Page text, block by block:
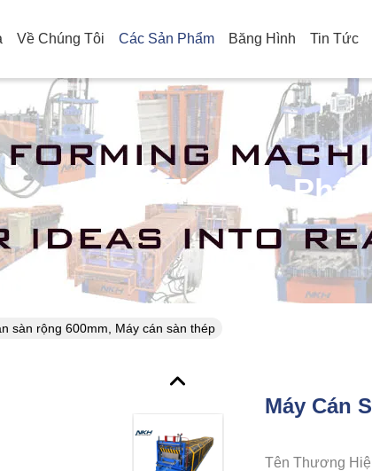
Về Chúng Tôi Các Sản Phẩm Băng Hình Tin Tức
Chi Tiết Sản Phẩm
sàn rộng 600mm, Máy cán sàn thép
Máy Cán
Tên Thương